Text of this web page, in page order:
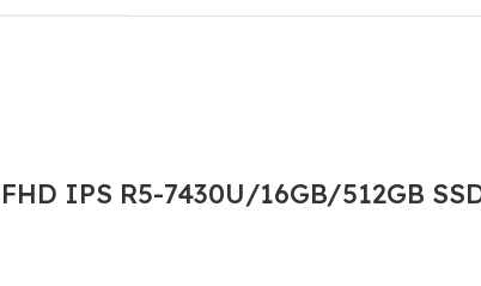
IPS R5-7430U/16GB/512GB